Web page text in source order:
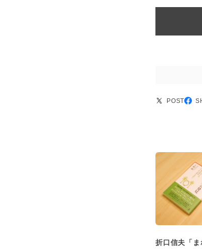
POST
折口信夫「ま